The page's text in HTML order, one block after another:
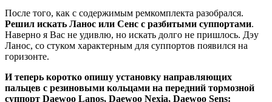
После того, как с содержимым ремкомплекта разобрался.
Решил искать Ланос или Сенс с разбитыми суппортами.
Наверно я Вас не удивлю, но искать долго не пришлось. Дэу
Ланос, со стуком характерным для суппортов появился на
горизонте.
И теперь коротко опишу установку направляющих
пальцев с резиновыми кольцами на передний тормозной
суппорт Daewoo Lanos, Daewoo Nexia, Daewoo Sens: